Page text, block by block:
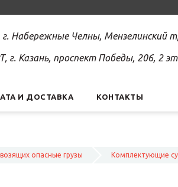
г. Набережные Челны, Мензелинский
г. Казань, проспект Победы, 206, 2
И ДОСТАВКА КОНТАКТЫ
опасные грузы Комплектующие